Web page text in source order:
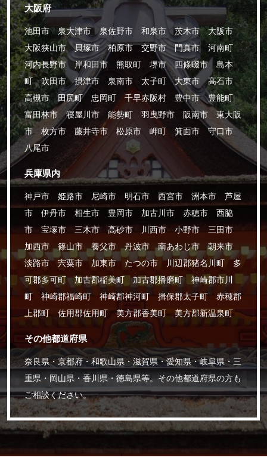
大阪府
池田市 泉大津市 泉佐野市 和泉市 茨木市 大阪市
大阪狭山市 貝塚市 柏原市 交野市 門真市 河南町
河内長野市 岸和田市 熊取町 堺市 四條畷市 島本
町 吹田市 摂津市 泉南市 太子町 大東市 高石市
高槻市 田尻町 忠岡町 千早赤阪村 豊中市 豊能町
富田林市 寝屋川市 能勢町 羽曳野市 阪南市 東大阪
市 枚方市 藤井寺市 松原市 岬町 箕面市 守口市
八尾市
兵庫県内
神戸市 姫路市 尼崎市 明石市 西宮市 洲本市 芦屋
市 伊丹市 相生市 豊岡市 加古川市 赤穂市 西脇
市 宝塚市 三木市 高砂市 川西市 小野市 三田市
加西市 篠山市 養父市 丹波市 南あわじ市 朝来市
淡路市 宍粟市 加東市 たつの市 川辺郡猪名川町 多
可郡多可町 加古郡稲美町 加古郡播磨町 神崎郡市川
町 神崎郡福崎町 神崎郡神河町 揖保郡太子町 赤穂郡
上郡町 佐用郡佐用町 美方郡香美町 美方郡新温泉町
その他都道府県
奈良県・京都府・和歌山県・滋賀県・愛知県・岐阜県・三
重県・岡山県・香川県・徳島県等。その他都道府県の方も
ご相談ください。